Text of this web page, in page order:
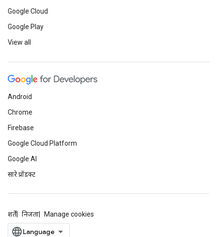
Google Cloud
Google Play
View all
Android
Chrome
Firebase
Google Cloud Platform
Google AI
सारे प्रॉडक्ट
शर्तें निजता Manage cookies